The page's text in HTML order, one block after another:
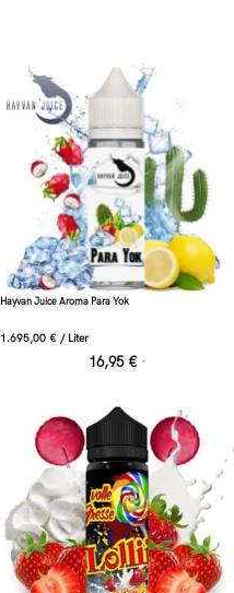
Hayvan Juice Aroma Para Yok
1.695,00 € / Liter
16,95 € *